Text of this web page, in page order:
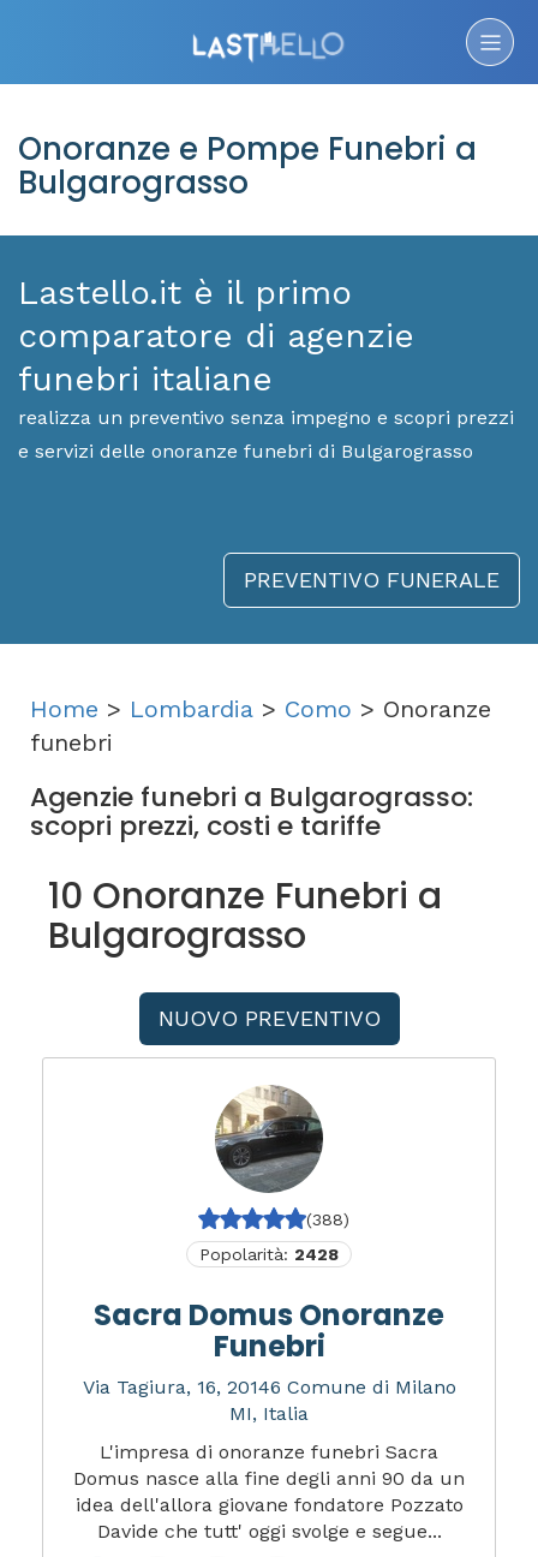
Onoranze e Pompe Funebri a
Bulgarograsso
Lastello.it è il primo
comparatore di agenzie
funebri italiane
realizza un preventivo senza impegno e scopri prezzi
e servizi delle onoranze funebri di Bulgarograsso
PREVENTIVO FUNERALE
Home > Lombardia > Como > Onoranze
funebri
Agenzie funebri a Bulgarograsso:
scopri prezzi, costi e tariffe
10 Onoranze Funebri a
Bulgarograsso
NUOVO PREVENTIVO
(388)
Popolarità: 2428
Sacra Domus Onoranze
Funebri
Via Tagiura, 16, 20146 Comune di Milano
MI, Italia
L'impresa di onoranze funebri Sacra
Domus nasce alla fine degli anni 90 da un
idea dell'allora giovane fondatore Pozzato
Davide che tutt' oggi svolge e segue...